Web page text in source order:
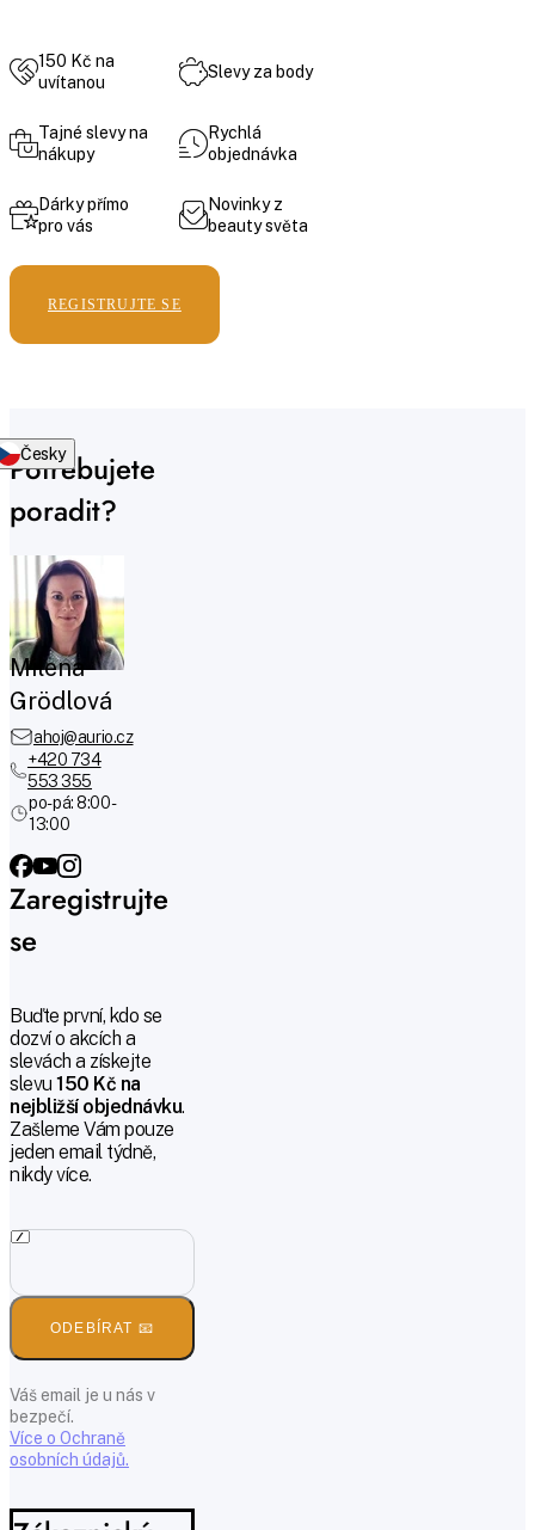
150 Kč na
uvítanou
Slevy za body
Tajné slevy na
nákupy
Rychlá
objednávka
Dárky přímo
pro vás
Novinky z
beauty světa
REGISTRUJTE SE
Potřebujete
poradit?
Milena
Grödlová
ahoj@aurio.cz
+420 734
553 355
po-pá: 8:00 -
13:00
Zaregistrujte
se
Buďte první, kdo se
dozví o akcích a
slevách a získejte
slevu150 Kč na
nejbližší objednávku.
Zašleme Vám pouze
jeden email týdně,
nikdy více.
ODEBÍRAT 📧
Váš email je u nás v
bezpečí.
Více o Ochraně
osobních údajů.
Česky